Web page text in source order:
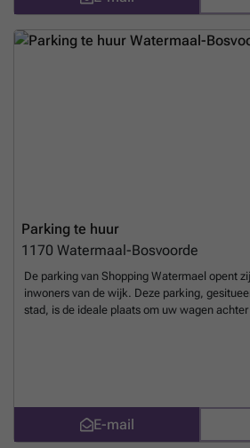
Parking te huur
1170 Watermaal-Bosvoorde
De parking van Shopping Watermael opent
inwoners van de wijk. Deze parking,
stad, is de ideale plaats om uw wagen
uw parkeerplaats direct boeken op de
E-mail